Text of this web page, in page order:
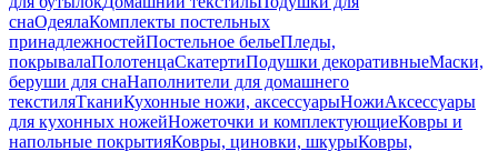
снаОдеялаКомплекты постельных
принадлежностейПостельное бельеПледы,
покрывалаПолотенцаСкатертиПодушки декоративныеМаски,
беруши для снаНаполнители для домашнего
текстиляТканиКухонные ножи, аксессуарыНожиАксессуары
для кухонных ножейНожеточки и комплектующиеКовры и
напольные покрытияКовры, циновки, шкурыКовры,